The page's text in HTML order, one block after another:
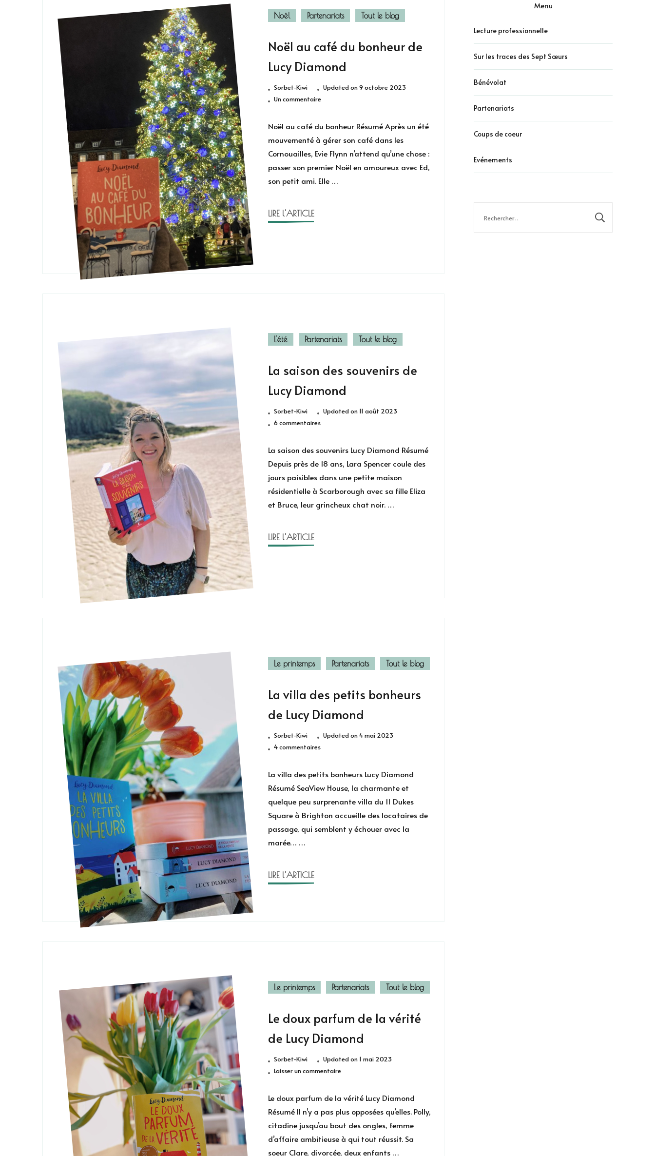
Noël Partenariats Tout le blog
Noël au café du bonheur de
Lucy Diamond
Sorbet-Kiwi Updated on9 octobre 2023
Un commentairesur
du
bonheur
de
Lucy
Noël au café du bonheur Résumé Après un été
mouvementé à gérer son café dans les
Cornouailles, Evie Flynn n’attend qu’une chose :
passer son premier Noël en amoureux avec Ed,
son petit ami. Elle …
LIRE l'ARTICLE
L'été Partenariats Tout le blog
La saison des souvenirs de
Lucy Diamond
Sorbet-Kiwi Updated on 11 août 2023
6 commentairessur
souvenirs
de
Lucy
Diamond
La saison des souvenirs Lucy Diamond Résumé
Depuis près de 18 ans, Lara Spencer coule des
jours paisibles dans une petite maison
résidentielle à Scarborough avec sa fille Eliza
et Bruce, leur grincheux chat noir. …
LIRE l'ARTICLE
Le printemps Partenariats Tout le blog
La villa des petits bonheurs
de Lucy Diamond
Sorbet-Kiwi Updated on4 mai 2023
4 commentairessur
petits
bonheurs
de
Lucy
La villa des petits bonheurs Lucy Diamond
Résumé SeaView House, la charmante et
quelque peu surprenante villa du 11 Dukes
Square à Brighton accueille des locataires de
passage, qui semblent y échouer avec la
marée… …
LIRE l'ARTICLE
Le printemps Partenariats Tout le blog
Le doux parfum de la vérité
de Lucy Diamond
Sorbet-Kiwi Updated on 1 mai 2023
Laisser un commentairesur
doux
de
la
vérité
de
Le doux parfum de la vérité Lucy Diamond
Résumé Il n’y a pas plus opposées qu’elles. Polly,
citadine jusqu’au bout des ongles, femme
d’affaire ambitieuse à qui tout réussit. Sa
soeur Clare, divorcée, deux enfants …
Menu
Lecture professionnelle
Sur les traces des Sept Sœurs
Bénévolat
Partenariats
Coups de coeur
Evénements